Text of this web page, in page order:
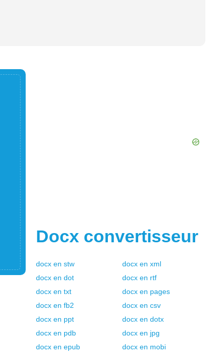
Docx convertisseur
docx en stw docx en xml
docx en dot docx en rtf
docx en txt docx en pages
docx en fb2 docx en csv
docx en ppt docx en dotx
docx en pdb docx en jpg
docx en epub docx en mobi